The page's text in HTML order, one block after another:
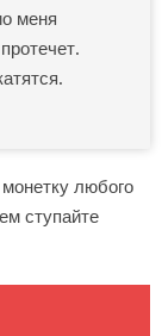
меня
любого
ступайте